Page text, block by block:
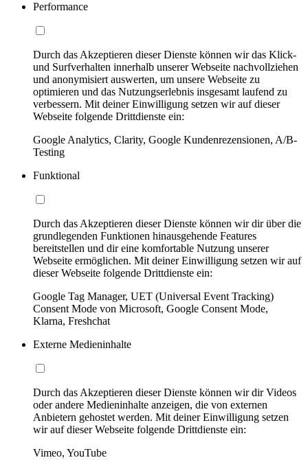
Performance
Durch das Akzeptieren dieser Dienste können wir das Klick-
und Surfverhalten innerhalb unserer Webseite nachvollziehen
und anonymisiert auswerten, um unsere Webseite zu
optimieren und das Nutzungserlebnis insgesamt laufend zu
verbessern. Mit deiner Einwilligung setzen wir auf dieser
Webseite folgende Drittdienste ein:
Google Analytics, Clarity, Google Kundenrezensionen, A/B-
Testing
Funktional
Durch das Akzeptieren dieser Dienste können wir dir über die
grundlegenden Funktionen hinausgehende Features
bereitstellen und dir eine komfortable Nutzung unserer
Webseite ermöglichen. Mit deiner Einwilligung setzen wir auf
dieser Webseite folgende Drittdienste ein:
Google Tag Manager, UET (Universal Event Tracking)
Consent Mode von Microsoft, Google Consent Mode,
Klarna, Freshchat
Externe Medieninhalte
Durch das Akzeptieren dieser Dienste können wir dir Videos
oder andere Medieninhalte anzeigen, die von externen
Anbietern gehostet werden. Mit deiner Einwilligung setzen
wir auf dieser Webseite folgende Drittdienste ein:
Vimeo, YouTube